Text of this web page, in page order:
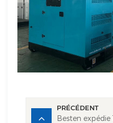
PRÉCÉDENT
Besten expédie